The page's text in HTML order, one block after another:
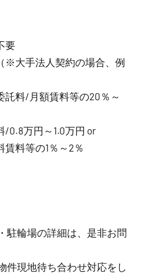
要
手法人契約の場合、例
料/月額賃料等の20％～
万円～1.0万円 or
料等の1％～2％
駐輪場の詳細は、是非お問
件現地待ち合わせ対応をし